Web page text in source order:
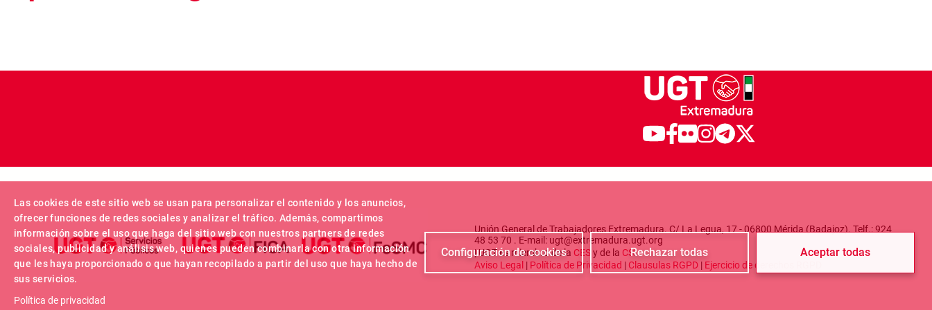
Las cookies de este sitio web se usan para personalizar el contenido y los anuncios,
ofrecer funciones de redes sociales y analizar el tráfico. Además, compartimos
información sobre el uso que haga del sitio web con nuestros partners de redes
sociales, publicidad y análisis web, quienes pueden combinarla con otra información
que les haya proporcionado o que hayan recopilado a partir del uso que haya hecho de
sus servicios.
Política de privacidad
Configuración de cookies Rechazar todas Aceptar todas
Unión General de Trabajadores Extremadura. C/ La Legua, 17 - 06800 Mérida (Badajoz). Telf.: 924
48 53 70 . E-mail: ugt@extremadura.ugt.org
| UGT es miembro de la CES y de la CSI
Aviso Legal | Política de Privacidad | Clausulas RGPD | Ejercicio de derechos RGPD